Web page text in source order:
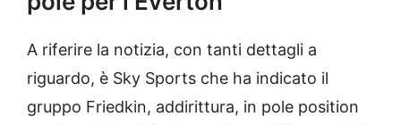
A riferire la notizia, con tanti dettagli a
riguardo, è Sky Sports che ha indicato il
gruppo Friedkin, addirittura, in pole position